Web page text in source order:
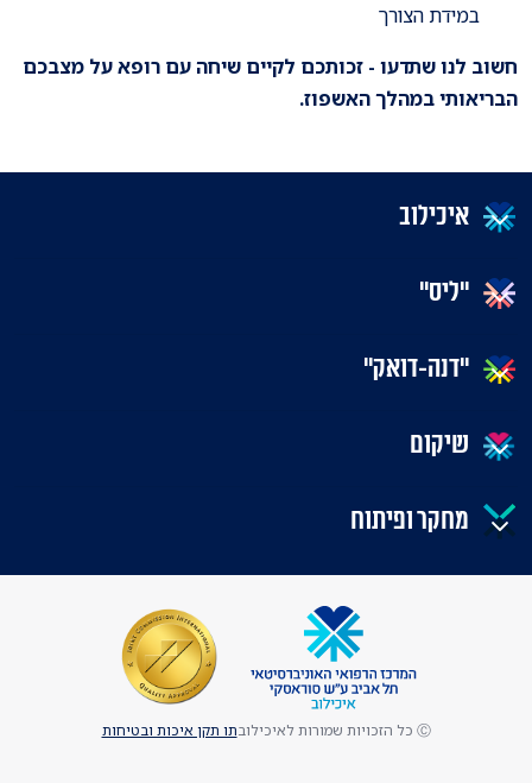
במידת הצורך
חשוב לנו שתדעו - זכותכם לקיים שיחה עם רופא על מצבכם
הבריאותי במהלך האשפוז.
איכילוב
"ליס"
"דנה-דואק"
שיקום
מחקר ופיתוח
Ⓒ כל הזכויות שמורות לאיכילוב תו תקן איכות ובטיחות